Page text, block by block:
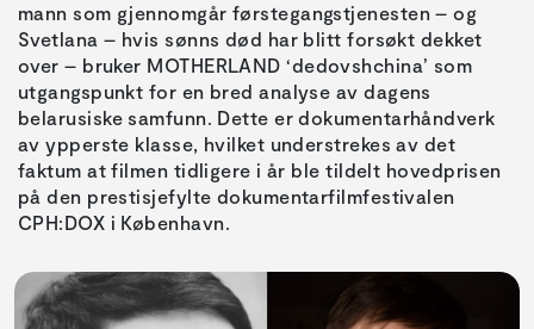
mann som gjennomgår førstegangstjenesten – og
Svetlana – hvis sønns død har blitt forsøkt dekket
over – bruker MOTHERLAND ‘dedovshchina’ som
utgangspunkt for en bred analyse av dagens
belarusiske samfunn. Dette er dokumentarhåndverk
av ypperste klasse, hvilket understrekes av det
faktum at filmen tidligere i år ble tildelt hovedprisen
på den prestisjefylte dokumentarfilmfestivalen
CPH:DOX i København.